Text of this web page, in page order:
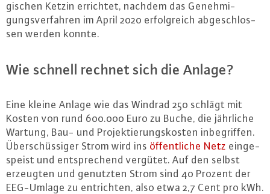
gi­schen Ketzin errichtet, nachdem das Ge­neh­mi­
gungs­ver­fah­ren im April 2020 er­folg­reich ab­ge­schlos­
sen werden konnte.
Wie schnell rechnet sich die Anlage?
Eine kleine Anlage wie das Windrad 250 schlägt mit
Kosten von rund 600.000 Euro zu Buche, die jährliche
Wartung, Bau- und Pro­jek­tie­rungs­kos­ten in­be­grif­fen.
Über­schüs­si­ger Strom wird ins öf­fent­li­che Netz ein­ge­
speist und ent­spre­chend vergütet. Auf den selbst
erzeugten und genutzten Strom sind 40 Prozent der
EEG-Um­la­ge zu ent­rich­ten, also etwa 2,7 Cent pro kWh.